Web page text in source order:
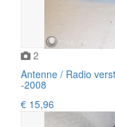
2
Antenne / Radio
-2008
€ 15,96